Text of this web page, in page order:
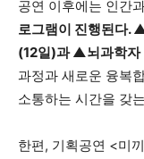
공연 이후에는 인간
로그램이 진행된다.
(12일)과 ▲뇌과학자
과정과 새로운 융복
소통하는 시간을 갖
한편, 기획공연 <미